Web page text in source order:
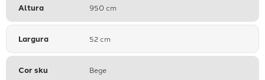
Altura 950 cm
Largura 52 cm
Cor sku Bege